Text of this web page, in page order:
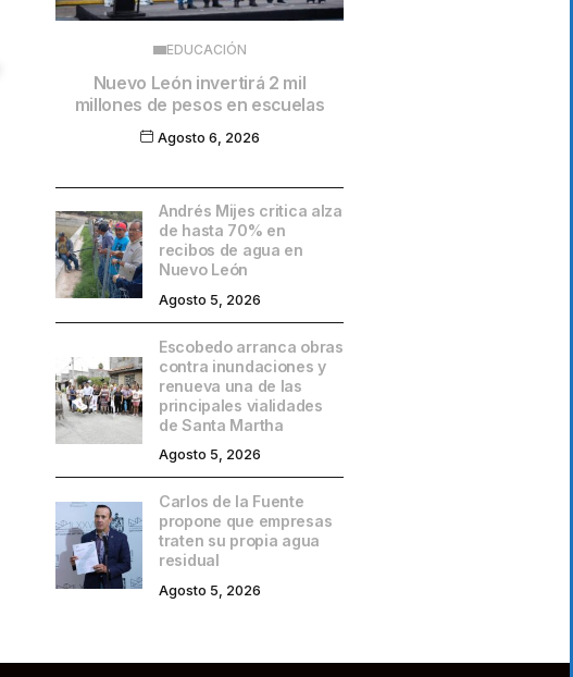
EDUCACIÓN
Nuevo León invertirá 2 mil
millones de pesos en escuelas
Agosto 6, 2026
Andrés Mijes critica alza
de hasta 70% en
recibos de agua en
Nuevo León
Agosto 5, 2026
Escobedo arranca obras
contra inundaciones y
renueva una de las
principales vialidades
de Santa Martha
Agosto 5, 2026
Carlos de la Fuente
propone que empresas
traten su propia agua
residual
Agosto 5, 2026